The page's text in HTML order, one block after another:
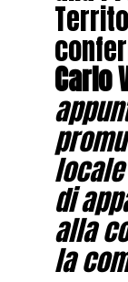
Carlo
di
alla
la